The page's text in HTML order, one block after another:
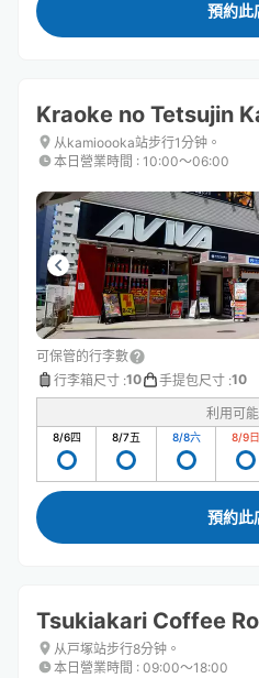
預約此
Kraoke no Tetsujin
从kamioooka站步行1分钟。
本日營業時間 : 10:00〜06:00
可保管的行李數
行李箱尺寸 :10 手提包尺寸 :10
利用可
8/6四 8/7五 8/8六 8/9日
預約此
Tsukiakari Coffee
从戸塚站步行8分钟。
本日營業時間 : 09:00〜18:00